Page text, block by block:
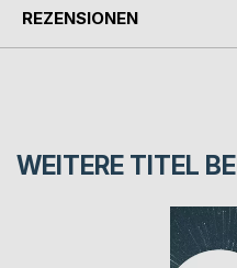
REZENSIONEN
WEITERE TITEL BEI